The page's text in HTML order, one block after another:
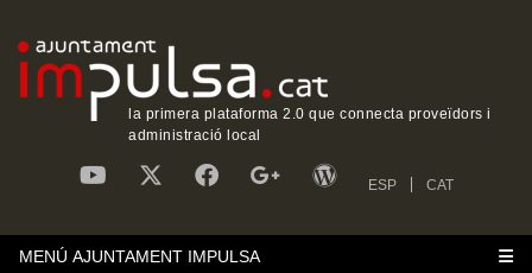
la primera plataforma 2.0 que connecta proveïdors i
administració local
ESP CAT
MENÚ AJUNTAMENT IMPULSA